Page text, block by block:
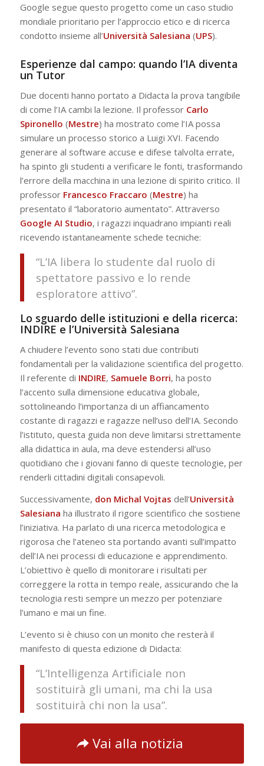
Google segue questo progetto come un caso studio
mondiale prioritario per l’approccio etico e di ricerca
condotto insieme all’Università Salesiana (UPS).
Esperienze dal campo: quando l’IA diventa
un Tutor
Due docenti hanno portato a Didacta la prova tangibile
di come l’IA cambi la lezione. Il professor Carlo
Spironello (Mestre) ha mostrato come l’IA possa
simulare un processo storico a Luigi XVI. Facendo
generare al software accuse e difese talvolta errate,
ha spinto gli studenti a verificare le fonti, trasformando
l’errore della macchina in una lezione di spirito critico. Il
professor Francesco Fraccaro (Mestre) ha
presentato il “laboratorio aumentato”. Attraverso
Google AI Studio, i ragazzi inquadrano impianti reali
ricevendo istantaneamente schede tecniche:
“L’IA libera lo studente dal ruolo di
spettatore passivo e lo rende
esploratore attivo”.
Lo sguardo delle istituzioni e della ricerca:
INDIRE e l’Università Salesiana
A chiudere l’evento sono stati due contributi
fondamentali per la validazione scientifica del progetto.
Il referente di INDIRE, Samuele Borri, ha posto
l’accento sulla dimensione educativa globale,
sottolineando l’importanza di un affiancamento
costante di ragazzi e ragazze nell’uso dell’IA. Secondo
l’istituto, questa guida non deve limitarsi strettamente
alla didattica in aula, ma deve estendersi all’uso
quotidiano che i giovani fanno di queste tecnologie, per
renderli cittadini digitali consapevoli.
Successivamente, don Michal Vojtas dell’Università
Salesiana ha illustrato il rigore scientifico che sostiene
l’iniziativa. Ha parlato di una ricerca metodologica e
rigorosa che l’ateneo sta portando avanti sull’impatto
dell’IA nei processi di educazione e apprendimento.
L’obiettivo è quello di monitorare i risultati per
correggere la rotta in tempo reale, assicurando che la
tecnologia resti sempre un mezzo per potenziare
l’umano e mai un fine.
L’evento si è chiuso con un monito che resterà il
manifesto di questa edizione di Didacta:
“L’Intelligenza Artificiale non
sostituirà gli umani, ma chi la usa
sostituirà chi non la usa”.
Vai alla notizia